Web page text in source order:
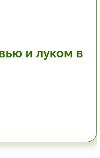
и луком в